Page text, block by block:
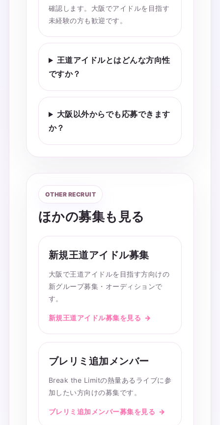
確認します。大阪でアイドルを目指す
未経験の方も歓迎です。
王道アイドルとはどんな方向性
ですか？
大阪以外からでも応募できます
か？
OTHER RECRUIT
ほかの募集も見る
新規王道アイドル募集
大阪で王道アイドルを目指す方向けの
新グループ募集・オーディションで
す。
新規王道アイドル募集を見る
ブレリミ追加メンバー
Break the Limitの熱量あるライブに参
加したい方向けの募集です。
ブレリミ追加メンバー募集を見る